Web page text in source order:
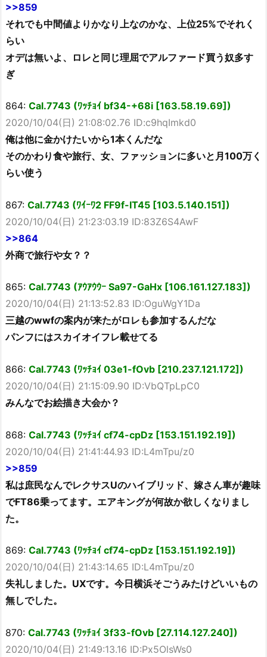
>>859
それでも中間値よりかなり上なのかな、上位25%でそれく
らい
オデは無いよ、ロレと同じ理屈でアルファード買う奴多す
ぎ
864: Cal.7743 (ﾜｯﾁｮｲ bf34-+68i [163.58.19.69])
2020/10/04(日) 21:08:02.76 ID:c9hqImkd0
俺は他に金かけたいから1本くんだな
そのかわり食や旅行、女、ファッションに多いと月100万く
らい使う
867: Cal.7743 (ﾜｲｰﾜ2 FF9f-IT45 [103.5.140.151])
2020/10/04(日) 21:23:03.19 ID:83Z6S4AwF
>>864
外商で旅行や女？？
865: Cal.7743 (ｱｳｱｳｳｰ Sa97-GaHx [106.161.127.183])
2020/10/04(日) 21:13:52.83 ID:OguWgY1Da
三越のwwfの案内が来たがロレも参加するんだな
パンフにはスカイオイフレ載せてる
866: Cal.7743 (ﾜｯﾁｮｲ 03e1-fOvb [210.237.121.172])
2020/10/04(日) 21:15:09.90 ID:VbQTpLpC0
みんなでお絵描き大会か？
868: Cal.7743 (ﾜｯﾁｮｲ cf74-cpDz [153.151.192.19])
2020/10/04(日) 21:41:44.93 ID:L4mTpu/z0
>>859
私は庶民なんでレクサスUのハイブリッド、嫁さん車が趣味
でFT86乗ってます。エアキングが何故か欲しくなりまし
た。
869: Cal.7743 (ﾜｯﾁｮｲ cf74-cpDz [153.151.192.19])
2020/10/04(日) 21:43:14.65 ID:L4mTpu/z0
失礼しました。UXです。今日横浜そごうみたけどいいもの
無しでした。
870: Cal.7743 (ﾜｯﾁｮｲ 3f33-fOvb [27.114.127.240])
2020/10/04(日) 21:49:13.16 ID:Px5OlsWs0